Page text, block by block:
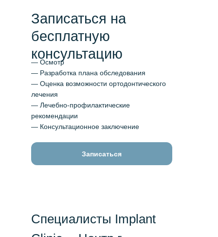
Записаться на
бесплатную
консультацию
— Осмотр
— Разработка плана обследования
— Оценка возможности ортодонтического
лечения
— Лечебно-профилактические
рекомендации
— Консультационное заключение
Записаться
Специалиcты Implant